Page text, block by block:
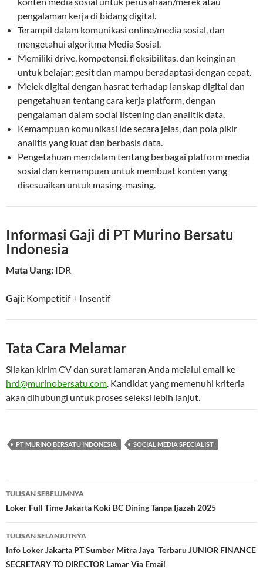
pengalaman kerja di bidang digital.
Terampil dalam komunikasi online/media sosial, dan
mengetahui algoritma Media Sosial.
Memiliki drive, kompetensi, fleksibilitas, dan keinginan
untuk belajar; gesit dan mampu beradaptasi dengan cepat.
Melek digital dengan hasrat terhadap lanskap digital dan
pengetahuan tentang cara kerja platform, dengan
pengalaman dalam social listening dan analitik data.
Kemampuan komunikasi ide secara jelas, dan pola pikir
analitis yang kuat dan berbasis data.
Pengetahuan mendalam tentang berbagai platform media
sosial dan kemampuan untuk membuat konten yang
disesuaikan untuk masing-masing.
Informasi Gaji di PT Murino Bersatu
Indonesia
Mata Uang: IDR
Gaji: Kompetitif+ Insentif
Tata Cara Melamar
Silakan kirim CV dan surat lamaran Anda melalui email ke
hrd@murinobersatu.com. Kandidat yang memenuhi kriteria
akan dihubungi untuk proses seleksi lebih lanjut.
PT MURINO BERSATU INDONESIA SOCIAL MEDIA SPECIALIST
Navigasi
Tulisan
TULISAN SEBELUMNYA
Loker Full Time Jakarta Koki BC Dining Tanpa Ijazah 2025
TULISAN SELANJUTNYA
Info Loker Jakarta PT Sumber Mitra Jaya Terbaru JUNIOR FINANCE
SECRETARY TO DIRECTOR Lamar Via Email